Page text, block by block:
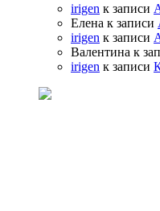
irigen к записи
Елена к записи
irigen к записи
Валентина к
irigen к записи